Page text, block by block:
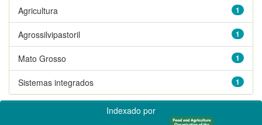
1
Agricultura
1
Agrossilvipastoril
1
Mato Grosso
1
Sistemas integrados
Indexado por